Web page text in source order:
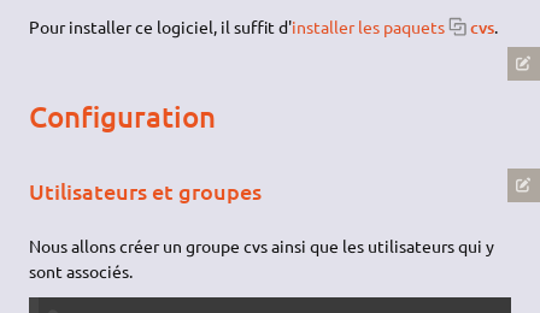
Pour installer ce logiciel, il suffit d'installer les paquets cvs
Configuration
Utilisateurs et groupes
Nous allons créer un groupe cvs ainsi que les utilisateurs qui y
sont associés.